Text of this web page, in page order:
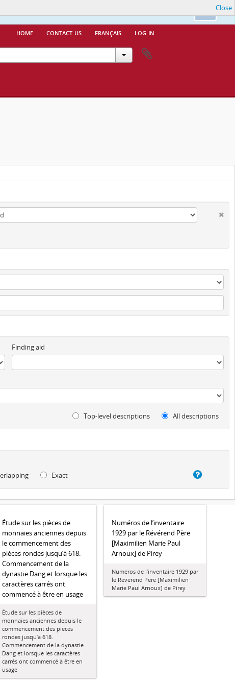
home contact us français log in
Close
Finding aid
Top-level descriptions All descriptions
Exact
Étude sur les pièces de
monnaies anciennes depuis
le commencement des
pièces rondes jusqu’à 618.
Commencement de la
dynastie Dang et lorsque les
caractères carrés ont
commencé à être en usage
Étude sur les pièces de
monnaies anciennes depuis le
commencement des pièces
rondes jusqu’à 618.
Commencement de la dynastie
Dang et lorsque les caractères
carrés ont commencé à être en
usage
Numéros de l’inventaire
1929 par le Révérend Père
[Maximilien Marie Paul
Arnoux] de Pirey
Numéros de l’inventaire 1929 par
le Révérend Père [Maximilien
Marie Paul Arnoux] de Pirey